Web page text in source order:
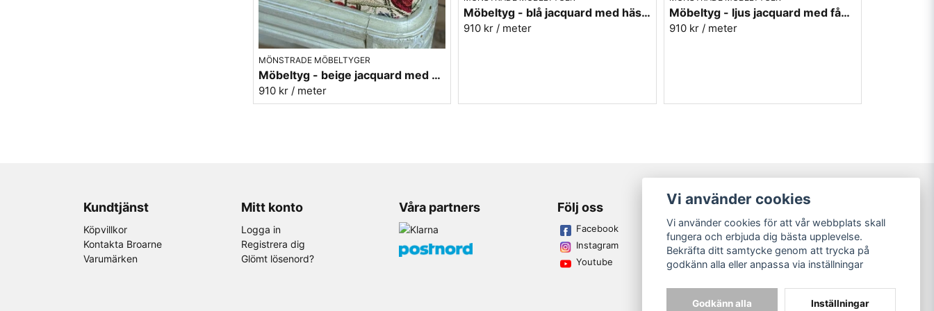
MÖNSTRADE MÖBELTYGER
Möbeltyg - beige jacquard med blommor - Vallmo
910 kr / meter
Möbeltyg - blå jacquard med hästar - Riddare
910 kr / meter
Möbeltyg - ljus jacquard med fåglar - Lövsångare
910 kr / meter
Kundtjänst
Köpvillkor
Kontakta Broarne
Varumärken
Mitt konto
Logga in
Registrera dig
Glömt lösenord?
Våra partners Följ oss
Facebook
Instagram
Youtube
Broarne AB
© Copyright
Vi använder cookies
Vi använder cookies för att vår webbplats skall
fungera och erbjuda dig bästa upplevelse.
Bekräfta ditt samtycke genom att trycka på
godkänn alla eller anpassa via inställningar
Godkänn alla Inställningar